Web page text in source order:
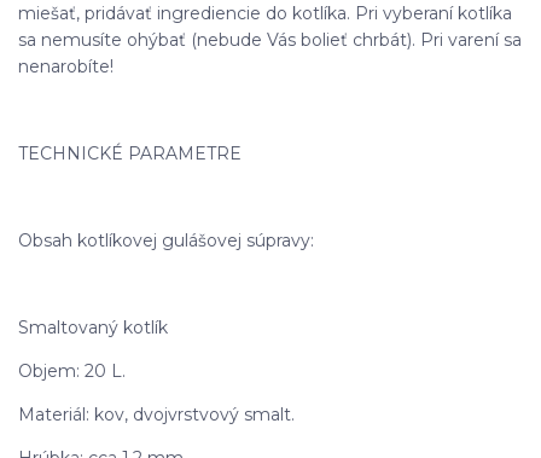
miešať, pridávať ingrediencie do kotlíka. Pri vyberaní kotlíka
sa nemusíte ohýbať (nebude Vás bolieť chrbát). Pri varení sa
nenarobíte!
TECHNICKÉ PARAMETRE
Obsah kotlíkovej gulášovej súpravy:
Smaltovaný kotlík
Objem: 20 L.
Materiál: kov, dvojvrstvový smalt.